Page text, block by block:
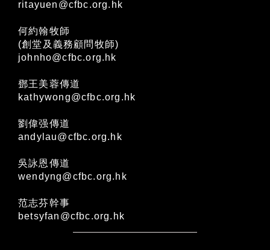
ritayuen@cfbc.org.hk
何約翰牧師
(創堂及義務顧問牧師)
johnho@cfbc.org.hk
鄧王美蓉傳道
kathywong@cfbc.org.hk
劉偉强傳道
andylau@cfbc.org.hk
吳詠恩傳道
wendyng@cfbc.org.hk
范志芬幹事
betsyfan@cfbc.org.hk